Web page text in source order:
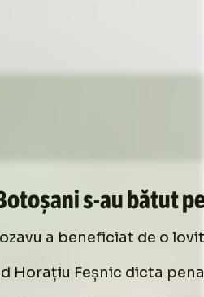
s-aubătut
a beneficiat de o
Horațiu Feșnic dicta